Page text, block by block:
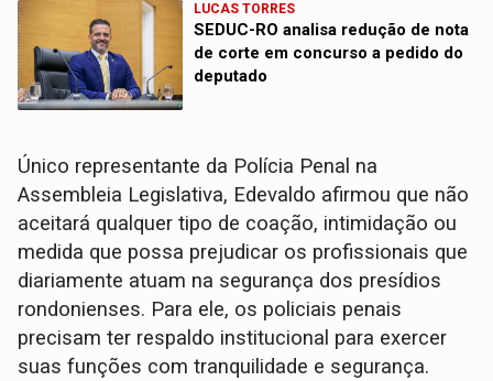
LUCAS TORRES
SEDUC-RO analisa redução de nota
de corte em concurso a pedido do
deputado
Único representante da Polícia Penal na
Assembleia Legislativa, Edevaldo afirmou que não
aceitará qualquer tipo de coação, intimidação ou
medida que possa prejudicar os profissionais que
diariamente atuam na segurança dos presídios
rondonienses. Para ele, os policiais penais
precisam ter respaldo institucional para exercer
suas funções com tranquilidade e segurança.